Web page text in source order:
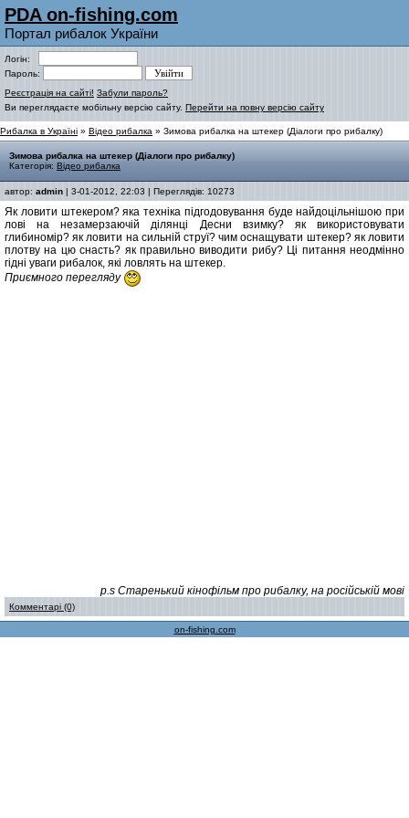
PDA on-fishing.com
Портал рибалок України
Логін:
Пароль:
Реєстрація на сайті! Забули пароль?
Ви переглядаєте мобільну версію сайту. Перейти на повну версію сайту
Рибалка в Україні » Відео рибалка » Зимова рибалка на штекер (Діалоги про рибалку)
Зимова рибалка на штекер (Діалоги про рибалку)
Категорія: Відео рибалка
автор: admin | 3-01-2012, 22:03 | Переглядів: 10273
Як ловити штекером? яка техніка підгодовування буде найдоцільнішою при
лові на незамерзаючій ділянці Десни взимку? як використовувати
глибиномір? як ловити на сильній струї? чим оснащувати штекер? як ловити
плотву на цю снасть? як правильно виводити рибу? Ці питання неодмінно
гідні уваги рибалок, які ловлять на штекер.
Приємного перегляду
p.s Старенький кінофільм про рибалку, на російській мові
Комментарі (0)
on-fishing.com